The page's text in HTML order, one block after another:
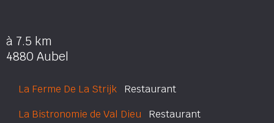
à 7.5 km
4880 Aubel
La Ferme De La Strijk Restaurant
La Bistronomie de Val Dieu Restaurant